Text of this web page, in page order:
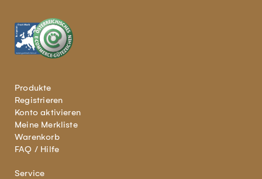
Produkte
Registrieren
Konto aktivieren
Meine Merkliste
Warenkorb
FAQ / Hilfe
Service